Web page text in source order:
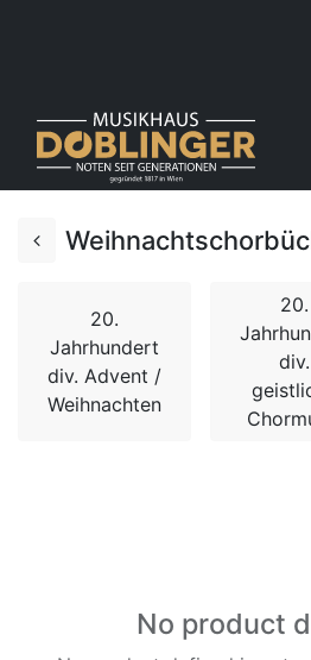
20.
Jahrhundert
div. Advent /
Weihnachten
20.
div.
No product